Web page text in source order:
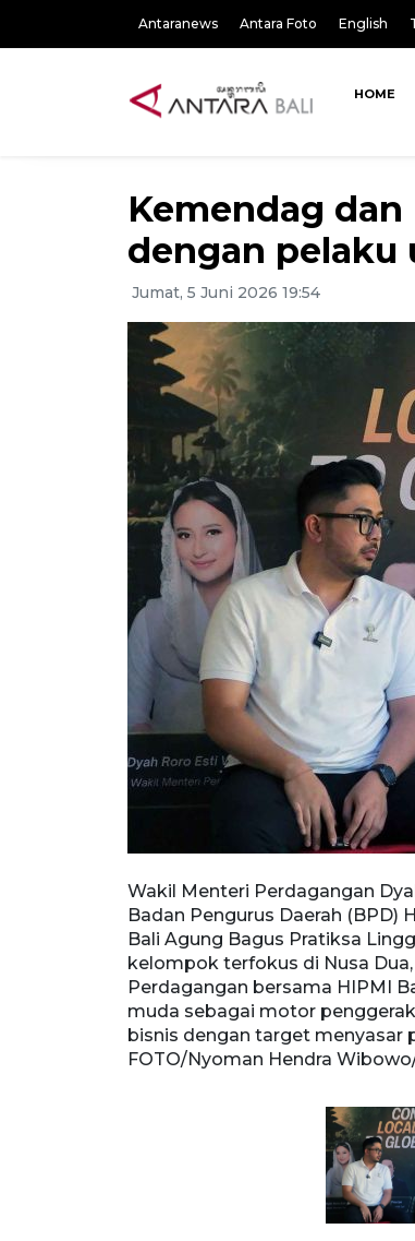
Antaranews Antara Foto English
HOME
Kemendag
dengan pelaku
Jumat, 5 Juni 2026 19:54
Wakil Menteri Perdagangan
Badan Pengurus Daerah (BPD)
Bali Agung Bagus Pratiksa
kelompok terfokus di Nusa
Perdagangan bersama HIPMI
muda sebagai motor
bisnis dengan target menyasar
FOTO/Nyoman Hendra